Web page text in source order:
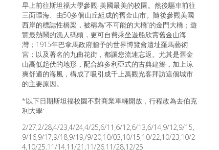
早上前往斯坦福大學參觀-美國最美的校園。然後驅車前往
三面環海、由50多個山丘組成的舊金山市。隨後參觀美國
西岸的標誌性橋梁，被稱為“不可能的大橋”的金門大橋；遊
覽最熱鬧的漁人碼頭，更可自費乘坐遊船欣賞舊金山海
灣；1915年巴拿馬政府贈予的世界博覽會遺址羅馬藝術
宮；以及著名的九曲花街，都讓您流連忘返。尤其是舊金
山高低起伏的地形，配合維多利亞式的古典建築，加上涼
爽舒適的海風，構成了吸引成千上萬觀光客拜訪這個城市
的主要原因。
*以下日期斯坦福校園不對商業車輛開放，行程改為去伯克
利大學:
2/27,2/28,4/23,4/24,4/25,6/11,6/12,6/13,6/14,9/12,9/15,
9/16,9/17,9/18,9/19,/9/20,10/03,10/15,10/22,10/23,10/2
4,10/25,11/14,11/21,11/26,11/28,12/25